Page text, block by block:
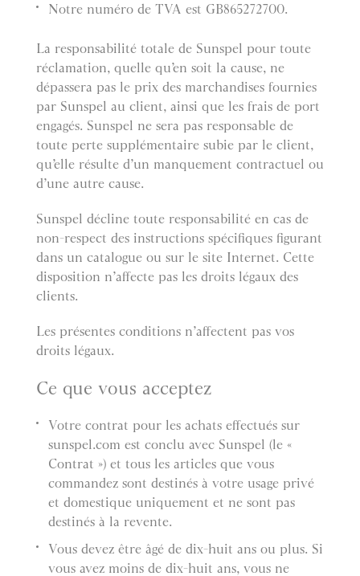
Notre numéro de TVA est GB865272700.
La responsabilité totale de Sunspel pour toute
réclamation, quelle qu’en soit la cause, ne
dépassera pas le prix des marchandises fournies
par Sunspel au client, ainsi que les frais de port
engagés. Sunspel ne sera pas responsable de
toute perte supplémentaire subie par le client,
qu’elle résulte d’un manquement contractuel ou
d’une autre cause.
Sunspel décline toute responsabilité en cas de
non-respect des instructions spécifiques figurant
dans un catalogue ou sur le site Internet. Cette
disposition n’affecte pas les droits légaux des
clients.
Les présentes conditions n’affectent pas vos
droits légaux.
Ce que vous acceptez
Votre contrat pour les achats effectués sur
sunspel.com est conclu avec Sunspel (le «
Contrat ») et tous les articles que vous
commandez sont destinés à votre usage privé
et domestique uniquement et ne sont pas
destinés à la revente.
Vous devez être âgé de dix-huit ans ou plus. Si
vous avez moins de dix-huit ans, vous ne